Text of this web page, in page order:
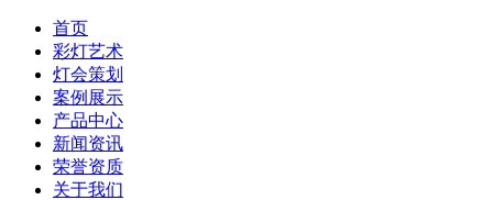
首页
彩灯艺术
灯会策划
案例展示
产品中心
新闻资讯
荣誉资质
关于我们